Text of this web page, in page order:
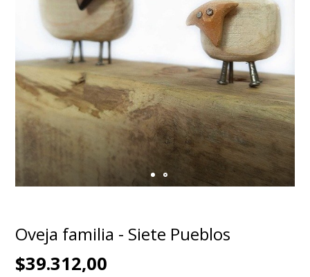
Oveja familia - Siete Pueblos
$39.312,00